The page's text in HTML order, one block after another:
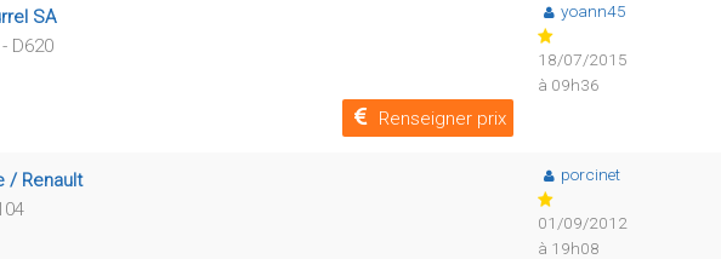
SA
D620
Renseigner prix
yoann45
18/07/2015
à 09h36
/ Renault
porcinet
01/09/2012
à 19h08